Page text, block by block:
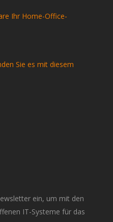
Ihr Home-Office-
Sie es mit diesem
ein, um mit den
IT-Systeme für das